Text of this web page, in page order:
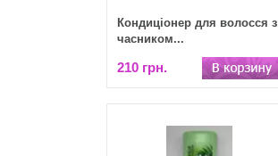
Кондиціонер для волосся з
часником...
210 грн.